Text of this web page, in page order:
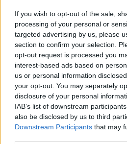
If you wish to opt-out of the sale,
processing of your personal or
targeted advertising by us, please
section to confirm your selection.
opt-out request is processed you
interest-based ads based on
us or personal information
your opt-out. You may separately
disclosure of your personal
IAB’s list of downstream
also be disclosed by us to third
Downstream Participants that may
χρήσης υπολογιστή, της
αλλεργιών.
Ακόμη και λίγο “μπλε φως” από τις
σου
Λάθος. Ενώ ορισμένες έρευνες
η έκθεση στο μπλε φως
αμφιβληστροειδή και